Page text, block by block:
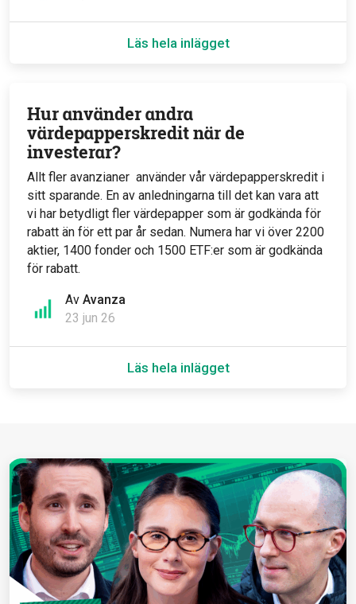
Läs hela inlägget
Av Avanza
23 jun 26
Hur använder andra
värdepapperskredit när de
investerar?
Allt fler avanzianer använder vår värdepapperskredit i
sitt sparande. En av anledningarna till det kan vara att
vi har betydligt fler värdepapper som är godkända för
rabatt än för ett par år sedan. Numera har vi över 2200
aktier, 1400 fonder och 1500 ETF:er som är godkända
för rabatt.
Läs hela inlägget